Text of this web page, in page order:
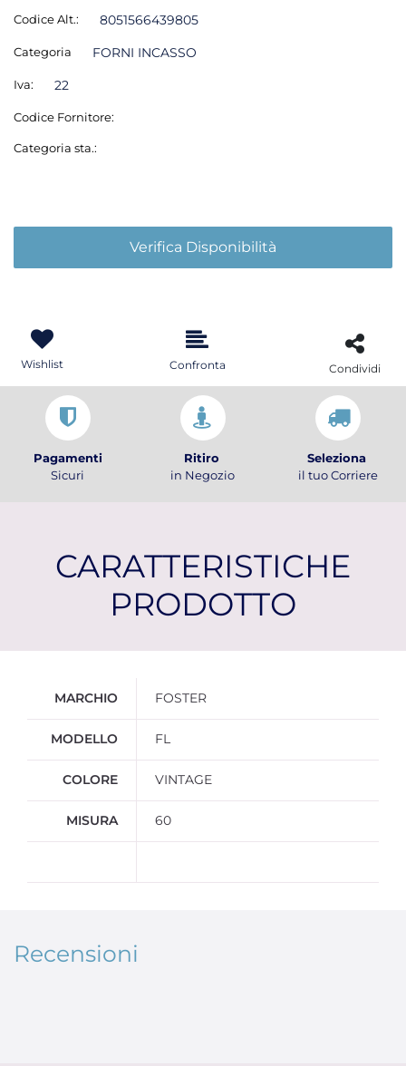
Codice Alt.: 8051566439805
Categoria FORNI INCASSO
Iva: 22
Codice Fornitore:
Categoria sta.:
Verifica Disponibilità
Wishlist Confronta Condividi
Pagamenti
Sicuri
Ritiro
in Negozio
Seleziona
il tuo Corriere
CARATTERISTICHE
PRODOTTO
MARCHIO FOSTER
MODELLO FL
COLORE VINTAGE
MISURA 60
Recensioni